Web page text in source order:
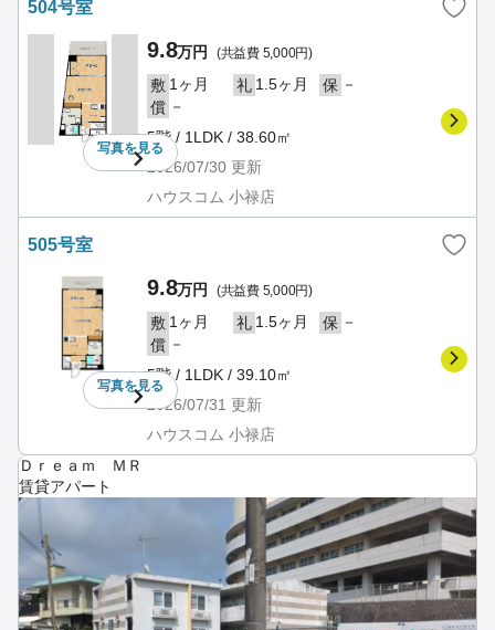
504号室
写真を見る
9.8万円 (共益費 5,000円)
敷 1ヶ月 礼 1.5ヶ月 保 －
償 －
5階 / 1LDK / 38.60㎡
2026/07/30 更新
ハウスコム 小禄店
505号室
写真を見る
9.8万円 (共益費 5,000円)
敷 1ヶ月 礼 1.5ヶ月 保 －
償 －
5階 / 1LDK / 39.10㎡
2026/07/31 更新
ハウスコム 小禄店
Ｄｒｅａｍ ＭＲ
賃貸アパート